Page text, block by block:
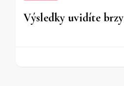
Výsledky uvidíte brzy